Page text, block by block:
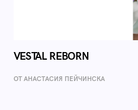
VESTAL REBORN
ОТ AНАСТАСИЯ ПЕЙЧИНСКА